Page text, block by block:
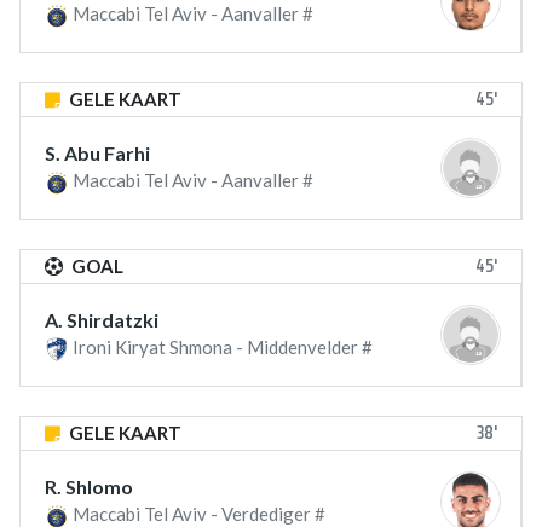
Maccabi Tel Aviv - Aanvaller #
GELE KAART 45'
S. Abu Farhi
Maccabi Tel Aviv - Aanvaller #
GOAL 45'
A. Shirdatzki
Ironi Kiryat Shmona - Middenvelder #
GELE KAART 38'
R. Shlomo
Maccabi Tel Aviv - Verdediger #